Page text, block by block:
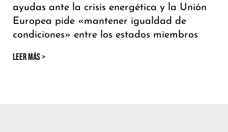
ayudas ante la crisis energética y la Unión
Europea pide «mantener igualdad de
condiciones» entre los estados miembros
LEER MÁS >